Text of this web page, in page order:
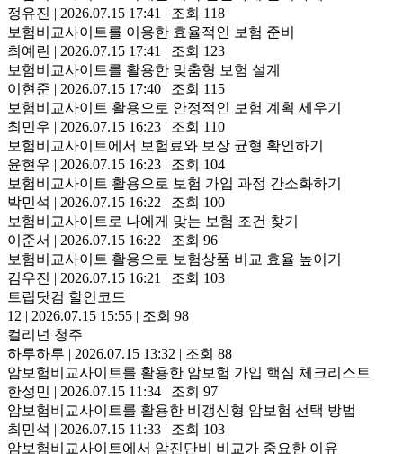
정유진 | 2026.07.15 17:41 | 조회 118
보험비교사이트를 이용한 효율적인 보험 준비
최예린 | 2026.07.15 17:41 | 조회 123
보험비교사이트를 활용한 맞춤형 보험 설계
이현준 | 2026.07.15 17:40 | 조회 115
보험비교사이트 활용으로 안정적인 보험 계획 세우기
최민우 | 2026.07.15 16:23 | 조회 110
보험비교사이트에서 보험료와 보장 균형 확인하기
윤현우 | 2026.07.15 16:23 | 조회 104
보험비교사이트 활용으로 보험 가입 과정 간소화하기
박민석 | 2026.07.15 16:22 | 조회 100
보험비교사이트로 나에게 맞는 보험 조건 찾기
이준서 | 2026.07.15 16:22 | 조회 96
보험비교사이트 활용으로 보험상품 비교 효율 높이기
김우진 | 2026.07.15 16:21 | 조회 103
트립닷컴 할인코드
12 | 2026.07.15 15:55 | 조회 98
컬리넌 청주
하루하루 | 2026.07.15 13:32 | 조회 88
암보험비교사이트를 활용한 암보험 가입 핵심 체크리스트
한성민 | 2026.07.15 11:34 | 조회 97
암보험비교사이트를 활용한 비갱신형 암보험 선택 방법
최민석 | 2026.07.15 11:33 | 조회 103
암보험비교사이트에서 암진단비 비교가 중요한 이유